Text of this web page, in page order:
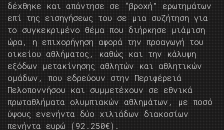
δέχθηκε και απάντησε σε “βροχή” ερωτημάτων
επί της εισηγήσεως του σε μια συζήτηση για
το συγκεκριμένο θέμα που διήρκησε μιάμιση
ώρα, η επιχορήγηση αφορά την προαγωγή του
οικείου αθλήματος, καθώς και την κάλυψη
εξόδων μετακίνησης αθλητών και αθλητικών
ομάδων, που εδρεύουν στην Περιφέρειά
Πελοποννήσου και συμμετέχουν σε εθνικά
πρωταθλήματα ολυμπιακών αθλημάτων, με ποσό
ύψους ενενήντα δύο χιλιάδων διακοσίων
πενήντα ευρώ (92.250€).